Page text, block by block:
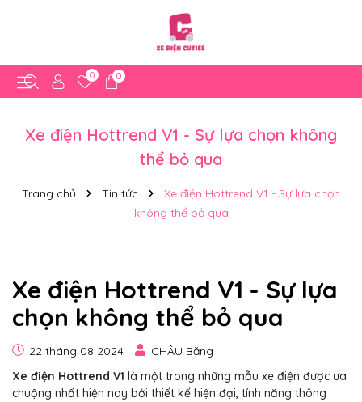
0 0
Xe điện Hottrend V1 - Sự lựa chọn không
thể bỏ qua
Trang chủ Tin tức
Xe điện Hottrend V1 - Sự lựa chọn
không thể bỏ qua
Xe điện Hottrend V1 - Sự lựa
chọn không thể bỏ qua
22 tháng 08 2024
CHÂU Băng
Xe điện Hottrend V1 là một trong những mẫu xe điện được ưa
chuộng nhất hiện nay bởi thiết kế hiện đại, tính năng thông